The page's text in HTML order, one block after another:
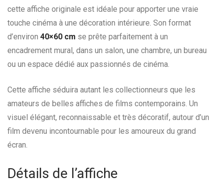
cette affiche originale est idéale pour apporter une vraie
touche cinéma à une décoration intérieure. Son format
d’environ 40×60 cm se prête parfaitement à un
encadrement mural, dans un salon, une chambre, un bureau
ou un espace dédié aux passionnés de cinéma.
Cette affiche séduira autant les collectionneurs que les
amateurs de belles affiches de films contemporains. Un
visuel élégant, reconnaissable et très décoratif, autour d’un
film devenu incontournable pour les amoureux du grand
écran.
Détails de l’affiche